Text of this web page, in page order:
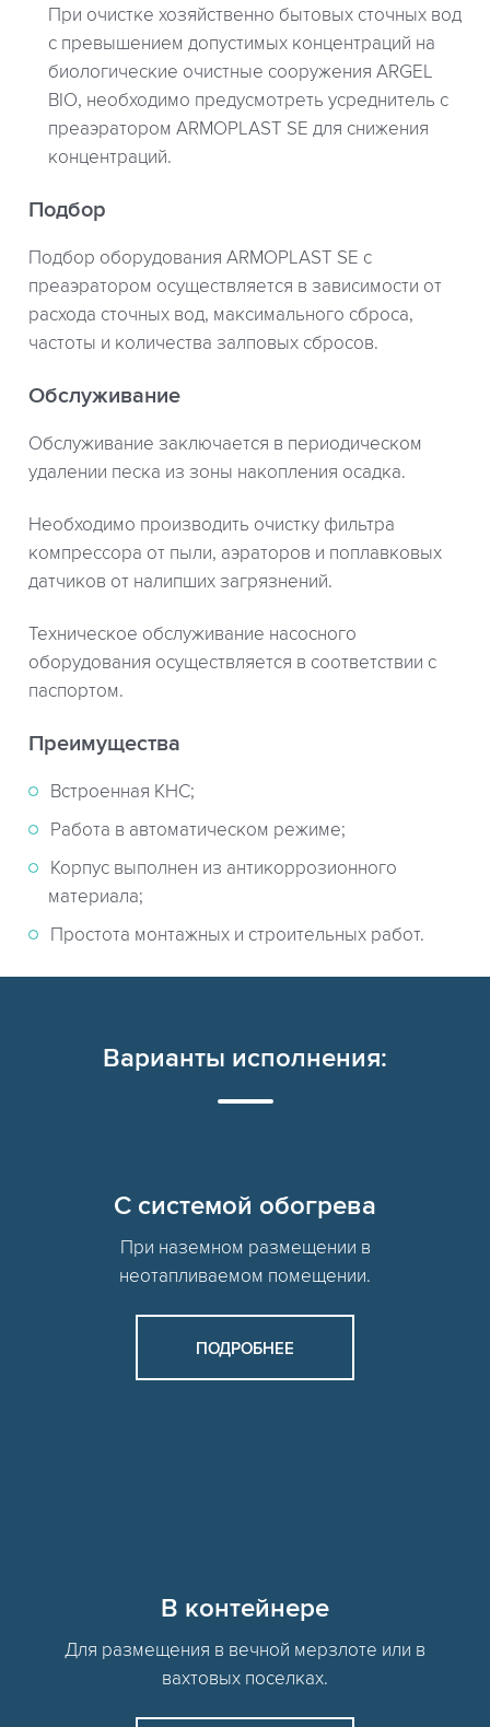
При очистке хозяйственно бытовых сточных вод
с превышением допустимых концентраций на
биологические очистные сооружения ARGEL
BIO, необходимо предусмотреть усреднитель с
преаэратором ARMOPLAST SE для снижения
концентраций.
Подбор
Подбор оборудования ARMOPLAST SE с
преаэратором осуществляется в зависимости от
расхода сточных вод, максимального сброса,
частоты и количества залповых сбросов.
Обслуживание
Обслуживание заключается в периодическом
удалении песка из зоны накопления осадка.
Необходимо производить очистку фильтра
компрессора от пыли, аэраторов и поплавковых
датчиков от налипших загрязнений.
Техническое обслуживание насосного
оборудования осуществляется в соответствии с
паспортом.
Преимущества
Встроенная КНС;
Работа в автоматическом режиме;
Корпус выполнен из антикоррозионного
материала;
Простота монтажных и строительных работ.
Варианты исполнения:
C системой обогрева
При наземном размещении в
неотапливаемом помещении.
ПОДРОБНЕЕ
В контейнере
Для размещения в вечной мерзлоте или в
вахтовых поселках.